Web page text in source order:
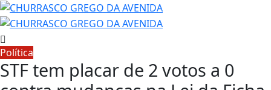
Política
STF tem placar de 2 votos a 0